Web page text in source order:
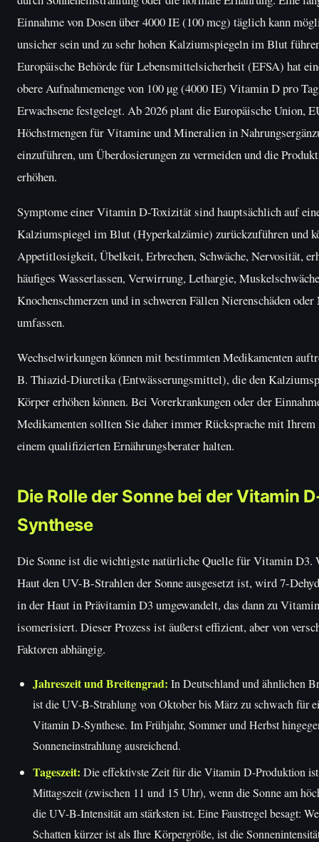
Einnahme von Dosen über 4000 IE (100 mcg) täglich kann
unsicher sein und zu sehr hohen Kalziumspiegeln im Blut
Europäische Behörde für Lebensmittelsicherheit (EFSA) hat
obere Aufnahmemenge von 100 µg (4000 IE) Vitamin D pro
Erwachsene festgelegt. Ab 2026 plant die Europäische Union,
Höchstmengen für Vitamine und Mineralien in
einzuführen, um Überdosierungen zu vermeiden und die
erhöhen.
Symptome einer Vitamin D-Toxizität sind hauptsächlich auf
Kalziumspiegel im Blut (Hyperkalzämie) zurückzuführen und
Appetitlosigkeit, Übelkeit, Erbrechen, Schwäche, Nervosität,
häufiges Wasserlassen, Verwirrung, Lethargie,
Knochenschmerzen und in schweren Fällen Nierenschäden
umfassen.
Wechselwirkungen können mit bestimmten Medikamenten
B. Thiazid-Diuretika (Entwässerungsmittel), die den
Körper erhöhen können. Bei Vorerkrankungen oder der
Medikamenten sollten Sie daher immer Rücksprache mit
einem qualifizierten Ernährungsberater halten.
Die Rolle der Sonne bei der Vitamin
Synthese
Die Sonne ist die wichtigste natürliche Quelle für Vitamin D3.
Haut den UV-B-Strahlen der Sonne ausgesetzt ist, wird 7-
in der Haut in Prävitamin D3 umgewandelt, das dann zu
isomerisiert. Dieser Prozess ist äußerst effizient, aber von
Faktoren abhängig.
Jahreszeit und Breitengrad: In Deutschland und ähnlichen
ist die UV-B-Strahlung von Oktober bis März zu schwach für
Vitamin D-Synthese. Im Frühjahr, Sommer und Herbst
Sonneneinstrahlung ausreichend.
Tageszeit: Die effektivste Zeit für die Vitamin D-Produktion
Mittagszeit (zwischen 11 und 15 Uhr), wenn die Sonne am
die UV-B-Intensität am stärksten ist. Eine Faustregel besagt:
Schatten kürzer ist als Ihre Körpergröße, ist die